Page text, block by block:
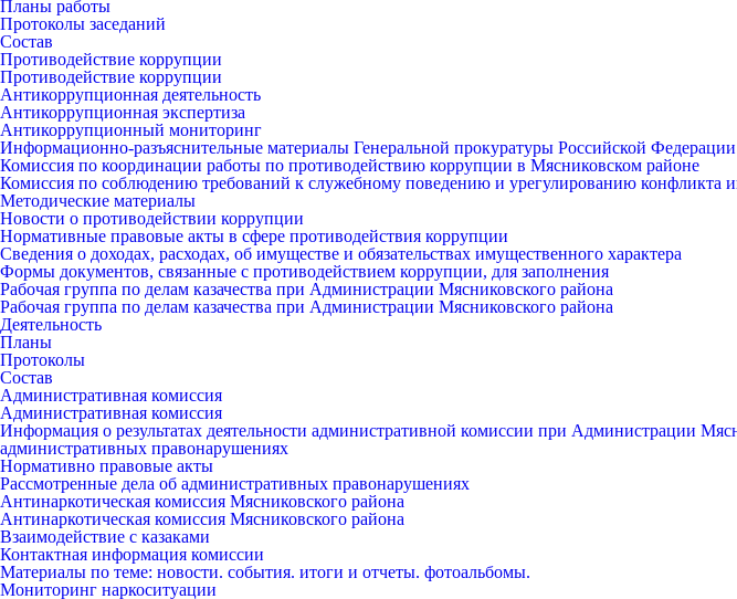
Планы работы
Протоколы заседаний
Состав
Противодействие коррупции
Противодействие коррупции
Антикоррупционная деятельность
Антикоррупционная экспертиза
Антикоррупционный мониторинг
Информационно-разъяснительные материалы Генеральной прокуратуры Российской Федерации
Комиссия по координации работы по противодействию коррупции в Мясниковском районе
Комиссия по соблюдению требований к служебному поведению и урегулированию конфликта
Методические материалы
Новости о противодействии коррупции
Нормативные правовые акты в сфере противодействия коррупции
Сведения о доходах, расходах, об имуществе и обязательствах имущественного характера
Формы документов, связанные с противодействием коррупции, для заполнения
Рабочая группа по делам казачества при Администрации Мясниковского района
Рабочая группа по делам казачества при Администрации Мясниковского района
Деятельность
Планы
Протоколы
Состав
Административная комиссия
Административная комиссия
Информация о результатах деятельности административной комиссии при Администрации
административных правонарушениях
Нормативно правовые акты
Рассмотренные дела об административных правонарушениях
Антинаркотическая комиссия Мясниковского района
Антинаркотическая комиссия Мясниковского района
Взаимодействие с казаками
Контактная информация комиссии
Материалы по теме: новости. события. итоги и отчеты. фотоальбомы.
Мониторинг наркоситуации